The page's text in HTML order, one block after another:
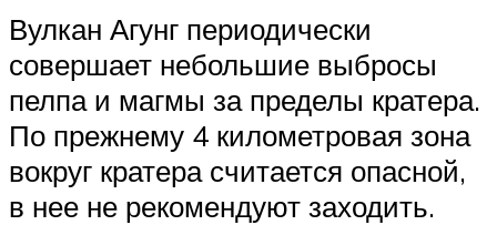
Вулкан Агунг периодически
совершает небольшие выбросы
пелпа и магмы за пределы кратера.
По прежнему 4 километровая зона
вокруг кратера считается опасной,
в нее не рекомендуют заходить.